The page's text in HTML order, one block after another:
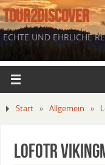
TOUR2DISCOVER
ECHTE UND EHRLICHE
Start » Allgemein »
Lofotr